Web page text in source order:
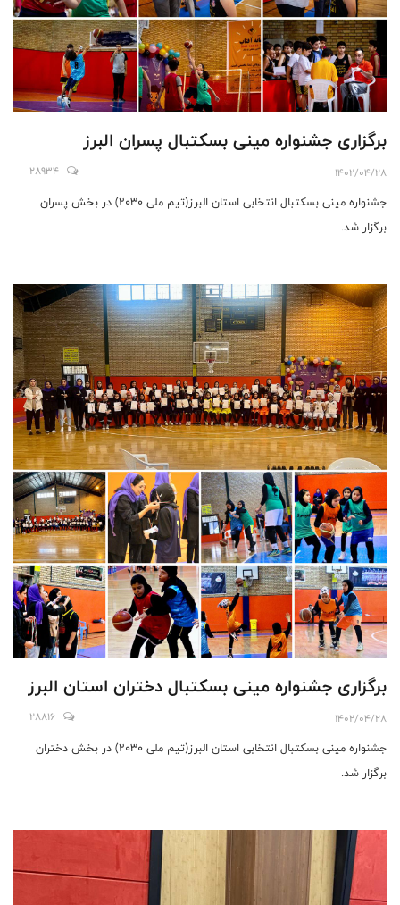
برگزاری جشنواره مینی بسکتبال پسران البرز
1402/04/28
28934
جشنواره مینی بسکتبال انتخابی استان البرز(تیم ملی ۲۰۳۰) در بخش پسران
برگزار شد.
برگزاری جشنواره مینی بسکتبال دختران استان البرز
1402/04/28
28816
جشنواره مینی بسکتبال انتخابی استان البرز(تیم ملی ۲۰۳۰) در بخش دختران
برگزار شد.